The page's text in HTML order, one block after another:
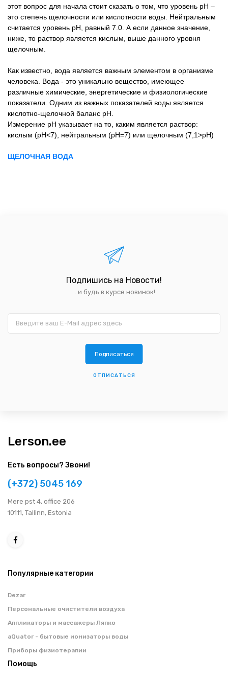
этот вопрос для начала стоит сказать о том, что уровень pH –
это степень щелочности или кислотности воды. Нейтральным
считается уровень pH, равный 7.0. А если данное значение,
ниже, то раствор является кислым, выше данного уровня
щелочным.
Как известно, вода является важным элементом в организме
человека. Вода - это уникально вещество, имеющее
различные химические, энергетические и физиологические
показатели. Одним из важных показателей воды является
кислотно-щелочной баланс рН.
Измерение рН указывает на то, каким является раствор:
кислым (рН<7), нейтральным (рН=7) или щелочным (7,1>рН)
ЩЕЛОЧНАЯ ВОДА
Подпишись на Новости!
...и будь в курсе новинок!
ОТПИСАТЬСЯ
Lerson.ee
Есть вопросы? Звони!
(+372) 5045 169
Мere pst 4, office 206
10111, Tallinn, Estonia
Популярные категории
Dezar
Персональные очистители воздуха
Аппликаторы и массажеры Ляпко
aQuator - бытовые ионизаторы воды
Приборы физиотерапии
Помощь